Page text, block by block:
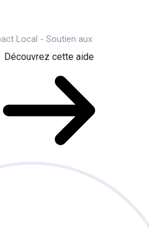
Local - Soutien aux
Découvrez cette aide